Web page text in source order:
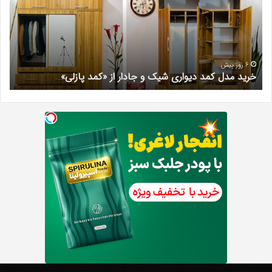
شیک
جادار
از
«کمد
پازلی»
6 روز پیش
خرید مدل کمد دیواری شیک و جادار از «کمد پازلی»